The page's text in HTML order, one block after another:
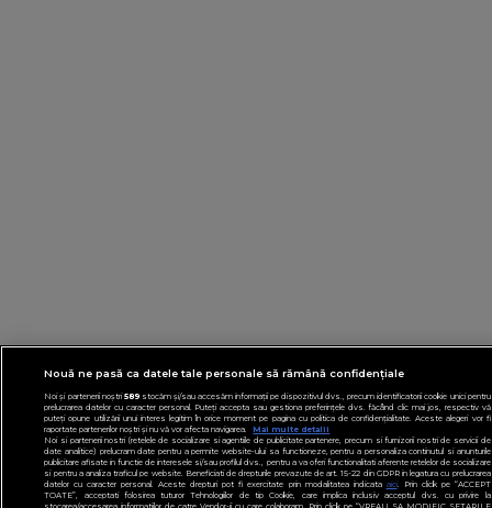
Nouă ne pasă ca datele tale personale să rămână confidențiale
Noi și partenerii noștri589stocăm și/sau accesăm informații pe dispozitivul dvs., precum identificatorii cookie unici pentru
prelucrarea datelor cu caracter personal. Puteți accepta sau gestiona preferințele dvs. făcând clic mai jos, respectiv vă
puteți opune utilizării unui interes legitim în orice moment pe pagina cu politica de confidențialitate. Aceste alegeri vor fi
raportate partenerilor noștri și nu vă vor afecta navigarea.
Mai multe detalii
Noi si partenerii nostri (retelele de socializare si agentiile de publicitate partenere, precum si furnizorii nostri de servicii de
date analitice) prelucram date pentru a permite website-ului sa functioneze, pentru a personaliza continutul si anunturile
publicitare afisate in functie de interesele si/sau profilul dvs., pentru a va oferi functionalitati aferente retelelor de socializare
si pentru a analiza traficul pe website. Beneficiati de drepturile prevazute de art. 15-22 din GDPR in legatura cu prelucrarea
datelor cu caracter personal. Aceste drepturi pot fi exercitate prin modalitatea indicata aici. Prin click pe “ACCEPT
TOATE”, acceptati folosirea tuturor Tehnologiilor de tip Cookie, care implica inclusiv acceptul dvs. cu privire la